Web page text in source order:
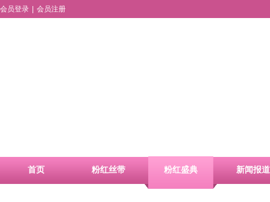
会员登录 会员注册
首页 粉红丝带 粉红盛典 新闻报道